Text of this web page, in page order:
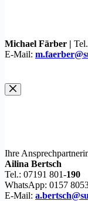
Michael Färber |
E-Mail:
Ihre
Ailina Bertsch
Tel.: 07191 801-190
WhatsApp: 0157
E-Mail: